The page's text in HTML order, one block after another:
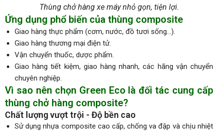
Thùng chở hàng xe máy nhỏ gọn, tiện lợi.
Ứng dụng phổ biến của thùng composite
Giao hàng thực phẩm (cơm, nước, đồ tươi sống…).
Giao hàng thương mại điện tử.
Vận chuyển thuốc, dược phẩm.
Giao hàng tiết kiệm, giao hàng nhanh, các hãng vận chuyển
chuyên nghiệp.
Vì sao nên chọn Green Eco là đối tác cung cấp
thùng chở hàng composite?
Chất lượng vượt trội - Độ bền cao
Sử dụng nhựa composite cao cấp, chống va đập và chịu nhiệt